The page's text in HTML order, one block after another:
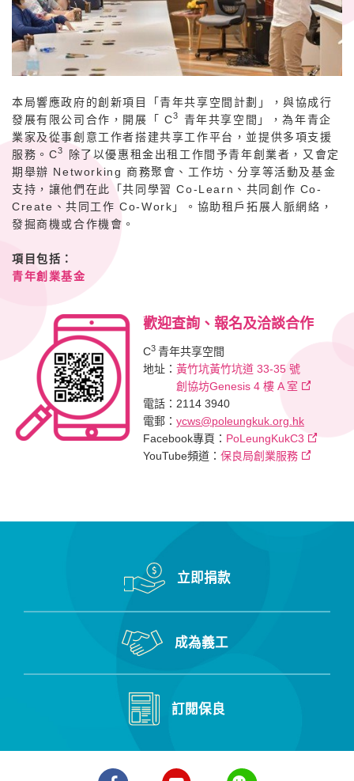
本局響應政府的創新項目「青年共享空間計劃」，與協成行
發展有限公司合作，開展「 C3
青年共享空間」，為年青企
業家及從事創意工作者搭建共享工作平台，並提供多項支援
服務。C3
除了以優惠租金出租工作間予青年創業者，又會定
期舉辦 Networking 商務聚會、工作坊、分享等活動及基金
支持，讓他們在此「共同學習 Co-Learn、共同創作 Co-
Create、共同工作 Co-Work」。協助租戶拓展人脈網絡，
發掘商機或合作機會。
項目包括：
青年創業基金
歡迎查詢、報名及洽談合作
C3 青年共享空間
地址： 黃竹坑黃竹坑道 33-35 號
創協坊Genesis 4 樓 A 室
電話：2114 3940
電郵： ycws@poleungkuk.org.hk
Facebook專頁： PoLeungKukC3
YouTube頻道： 保良局創業服務
立即捐款
成為義工
訂閱保良